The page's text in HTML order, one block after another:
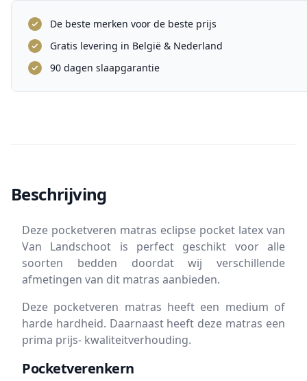
De beste merken voor de beste prijs
Gratis levering in België & Nederland
90 dagen slaapgarantie
Beschrijving
Deze pocketveren matras eclipse pocket latex van
Van Landschoot is perfect geschikt voor alle
soorten bedden doordat wij verschillende
afmetingen van dit matras aanbieden.
Deze pocketveren matras heeft een medium of
harde hardheid. Daarnaast heeft deze matras een
prima prijs- kwaliteitverhouding.
Pocketverenkern